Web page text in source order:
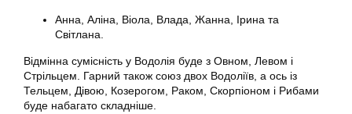
Анна, Аліна, Віола, Влада, Жанна, Ірина та
Світлана.
Відмінна сумісність у Водолія буде з Овном, Левом і
Стрільцем. Гарний також союз двох Водоліїв, а ось із
Тельцем, Дівою, Козерогом, Раком, Скорпіоном і Рибами
буде набагато складніше.